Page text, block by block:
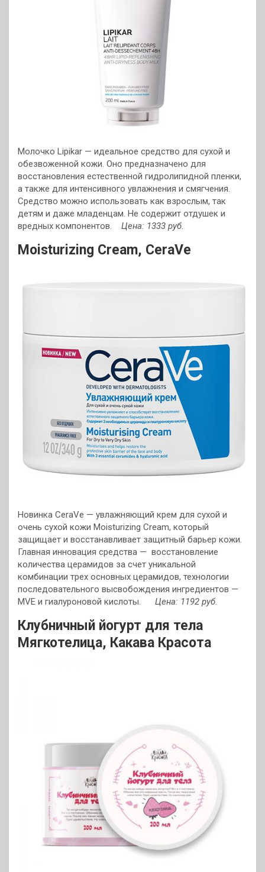
Молочко Lipikar — идеальное средство для сухой и
обезвоженной кожи. Оно предназначено для
восстановления естественной гидролипидной пленки,
а также для интенсивного увлажнения и смягчения.
Средство можно использовать как взрослым, так
детям и даже младенцам. Не содержит отдушек и
вредных компонентов. Цена: 1333 руб.
Moisturizing Cream, CeraVe
Новинка CeraVe — увлажняющий крем для сухой и
очень сухой кожи Moisturizing Cream, который
защищает и восстанавливает защитный барьер кожи.
Главная инновация средства — восстановление
количества церамидов за счет уникальной
комбинации трех основных церамидов, технологии
последовательного высвобождения ингредиентов —
MVE и гиалуроновой кислоты. Цена: 1192 руб.
Клубничный йогурт для тела
Мягкотелица, Какава Красота